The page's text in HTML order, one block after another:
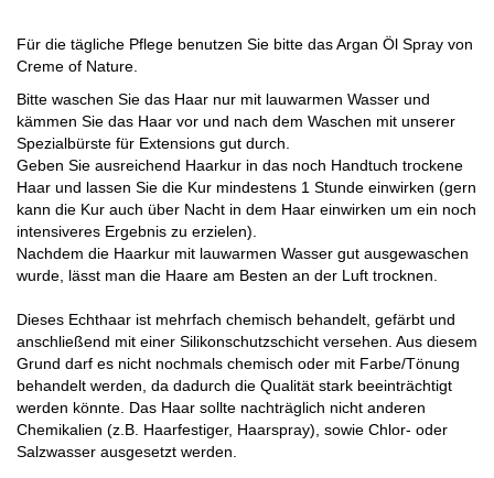
Für die tägliche Pflege benutzen Sie bitte das Argan Öl Spray von
Creme of Nature.
Bitte waschen Sie das Haar nur mit lauwarmen Wasser und
kämmen Sie das Haar vor und nach dem Waschen mit unserer
Spezialbürste für Extensions gut durch.
Geben Sie ausreichend Haarkur in das noch Handtuch trockene
Haar und lassen Sie die Kur mindestens 1 Stunde einwirken (gern
kann die Kur auch über Nacht in dem Haar einwirken um ein noch
intensiveres Ergebnis zu erzielen).
Nachdem die Haarkur mit lauwarmen Wasser gut ausgewaschen
wurde, lässt man die Haare am Besten an der Luft trocknen.
Dieses Echthaar ist mehrfach chemisch behandelt, gefärbt und
anschließend mit einer Silikonschutzschicht versehen. Aus diesem
Grund darf es nicht nochmals chemisch oder mit Farbe/Tönung
behandelt werden, da dadurch die Qualität stark beeinträchtigt
werden könnte. Das Haar sollte nachträglich nicht anderen
Chemikalien (z.B. Haarfestiger, Haarspray), sowie Chlor- oder
Salzwasser ausgesetzt werden.